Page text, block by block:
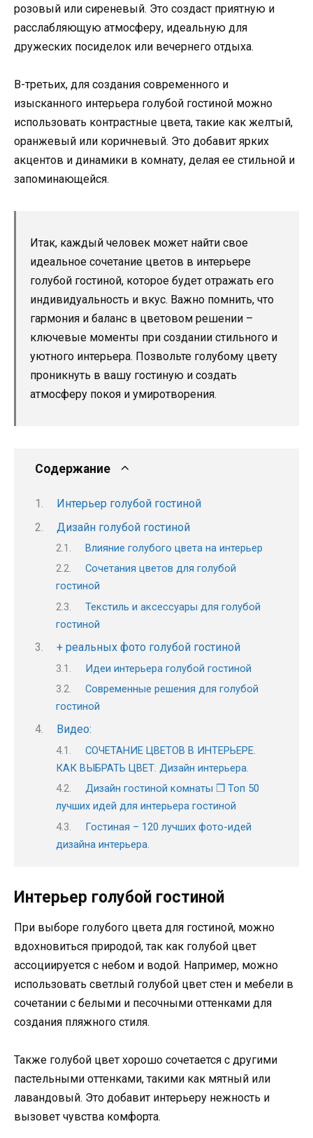
розовый или сиреневый. Это создаст приятную и
расслабляющую атмосферу, идеальную для
дружеских посиделок или вечернего отдыха.
В-третьих, для создания современного и
изысканного интерьера голубой гостиной можно
использовать контрастные цвета, такие как желтый,
оранжевый или коричневый. Это добавит ярких
акцентов и динамики в комнату, делая ее стильной и
запоминающейся.
Итак, каждый человек может найти свое
идеальное сочетание цветов в интерьере
голубой гостиной, которое будет отражать его
индивидуальность и вкус. Важно помнить, что
гармония и баланс в цветовом решении –
ключевые моменты при создании стильного и
уютного интерьера. Позвольте голубому цвету
проникнуть в вашу гостиную и создать
атмосферу покоя и умиротворения.
Содержание
Интерьер голубой гостиной
Дизайн голубой гостиной
Влияние голубого цвета на интерьер
Сочетания цветов для голубой
гостиной
Текстиль и аксессуары для голубой
гостиной
+ реальных фото голубой гостиной
Идеи интерьера голубой гостиной
Современные решения для голубой
гостиной
Видео:
СОЧЕТАНИЕ ЦВЕТОВ В ИНТЕРЬЕРЕ.
КАК ВЫБРАТЬ ЦВЕТ. Дизайн интерьера.
Дизайн гостиной комнаты ❒︎ Топ 50
лучших идей для интерьера гостиной
Гостиная – 120 лучших фото-идей
дизайна интерьера.
Интерьер голубой гостиной
При выборе голубого цвета для гостиной, можно
вдохновиться природой, так как голубой цвет
ассоциируется с небом и водой. Например, можно
использовать светлый голубой цвет стен и мебели в
сочетании с белыми и песочными оттенками для
создания пляжного стиля.
Также голубой цвет хорошо сочетается с другими
пастельными оттенками, такими как мятный или
лавандовый. Это добавит интерьеру нежность и
вызовет чувства комфорта.